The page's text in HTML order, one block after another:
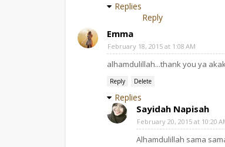
Replies
Reply
Emma
February 18, 2015 at 1:08 AM
alhamdulillah...thank you ya
Reply Delete
Replies
Sayidah Napisah
February 20, 2015 at 10:20
Alhamdulillah sama